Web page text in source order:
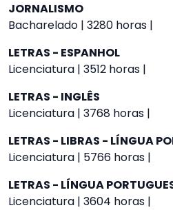
JORNALISMO
Bacharelado | 3280 horas |
LETRAS - ESPANHOL
Licenciatura | 3512 horas |
LETRAS - INGLÊS
Licenciatura | 3768 horas |
LETRAS - LIBRAS - LÍNGUA
Licenciatura | 5766 horas |
LETRAS - LÍNGUA
Licenciatura | 3604 horas |